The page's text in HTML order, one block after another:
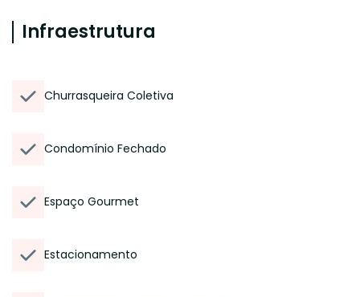
Infraestrutura
Churrasqueira Coletiva
Condomínio Fechado
Espaço Gourmet
Estacionamento